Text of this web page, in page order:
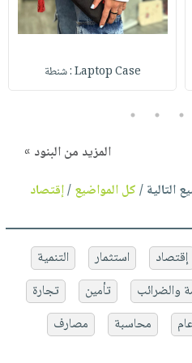
Laptop Case : شنطة
3
4
5
المزيد من البنود »
التالية /كل المواضيع/إقتصاد
إقتصاد استثمار
التنمية
والضرائب تأمين
تجارة
محاسبة مصارف